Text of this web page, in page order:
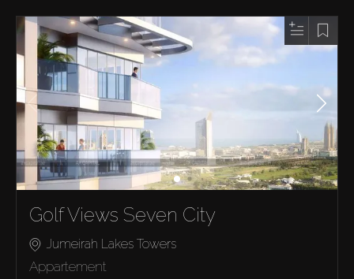
Golf Views Seven City
Jumeirah Lakes Towers
Appartement